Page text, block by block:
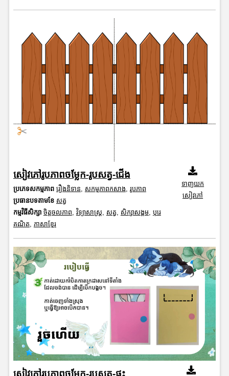
សៀវភៅរូបភាពចម្លែក-រូបសត្វ-ជើង
ប្រភេទសកម្មភាព រឿងនិទាន សកម្មភាពកសាង រូបភាព
ប្រធានបទតាមខែ សត្វ
កម្មវិធីសិក្សា ចិត្តចលភាព វិទ្យាសាស្រ្ត សត្វ សិក្សាសង្គម, បុរេ
គណិត ភាសាខ្មែរ
ទាញយក
សៀវភៅ
សៀវភៅរូបភាពចម្លែក-រូបសត្វ-ផ្ទះ